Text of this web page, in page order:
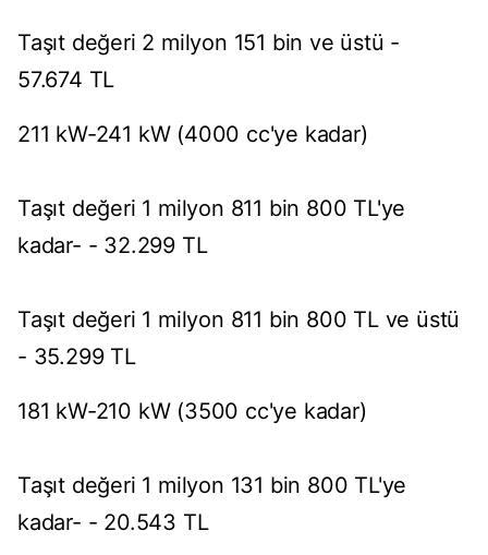
Taşıt değeri 2 milyon 151 bin ve üstü -
57.674 TL
211 kW-241 kW (4000 cc'ye kadar)
Taşıt değeri 1 milyon 811 bin 800 TL'ye
kadar- - 32.299 TL
Taşıt değeri 1 milyon 811 bin 800 TL ve üstü
- 35.299 TL
181 kW-210 kW (3500 cc'ye kadar)
Taşıt değeri 1 milyon 131 bin 800 TL'ye
kadar- - 20.543 TL